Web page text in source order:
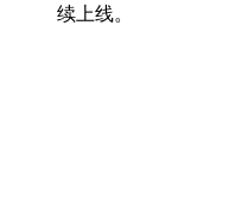
续上线。